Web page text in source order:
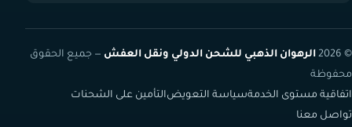
© 2026 الرهوان الذهبي للشحن الدولي ونقل العفش — جميع الحقوق
محفوظة
اتفاقية مستوى الخدمةسياسة التعويضالتأمين على الشحنات
تواصل معنا